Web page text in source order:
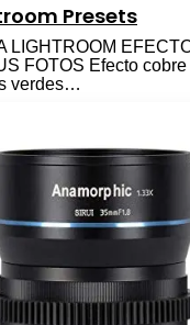
Presets
LIGHTROOM
FOTOS Efecto cobre
verdes…